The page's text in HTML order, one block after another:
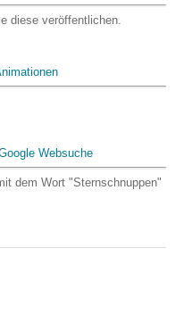
diese veröffentlichen.
Websuche
dem Wort "Sternschnuppen"